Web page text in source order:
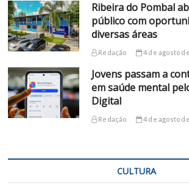
Ribeira do Pombal
público com
diversas áreas
Redação 4 de agosto
Jovens passam a
em saúde mental
Digital
Redação 4 de agosto
CULTURA